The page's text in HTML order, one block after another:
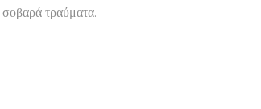
σοβαρά τραύματα.